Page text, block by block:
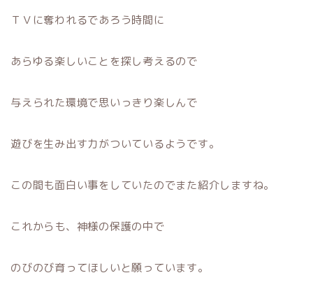
ＴＶに奪われるであろう時間に
あらゆる楽しいことを探し考えるので
与えられた環境で思いっきり楽しんで
遊びを生み出す力がついているようです。
この間も面白い事をしていたのでまた紹介しますね。
これからも、神様の保護の中で
のびのび育ってほしいと願っています。